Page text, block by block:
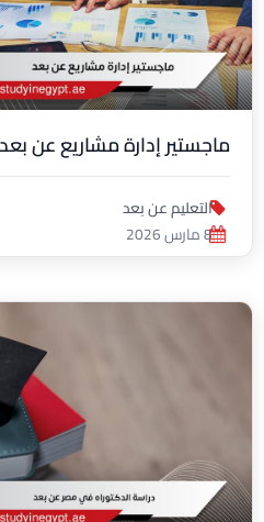
ماجستير إدارة مشاريع عن بعد
التعليم عن بعد
8 مارس 2026